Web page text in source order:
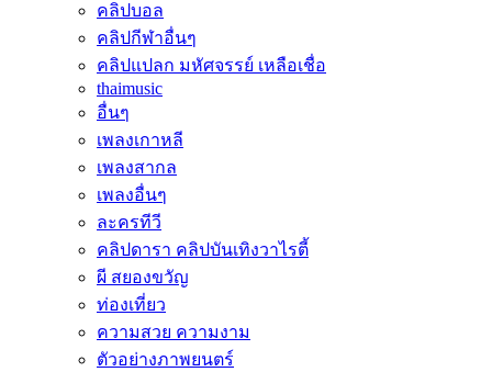
คลิปบอล
คลิปกีฬาอื่นๆ
คลิปแปลก มหัศจรรย์ เหลือเชื่อ
thaimusic
อื่นๆ
เพลงเกาหลี
เพลงสากล
เพลงอื่นๆ
ละครทีวี
คลิปดารา คลิปบันเทิงวาไรตี้
ผี สยองขวัญ
ท่องเที่ยว
ความสวย ความงาม
ตัวอย่างภาพยนตร์